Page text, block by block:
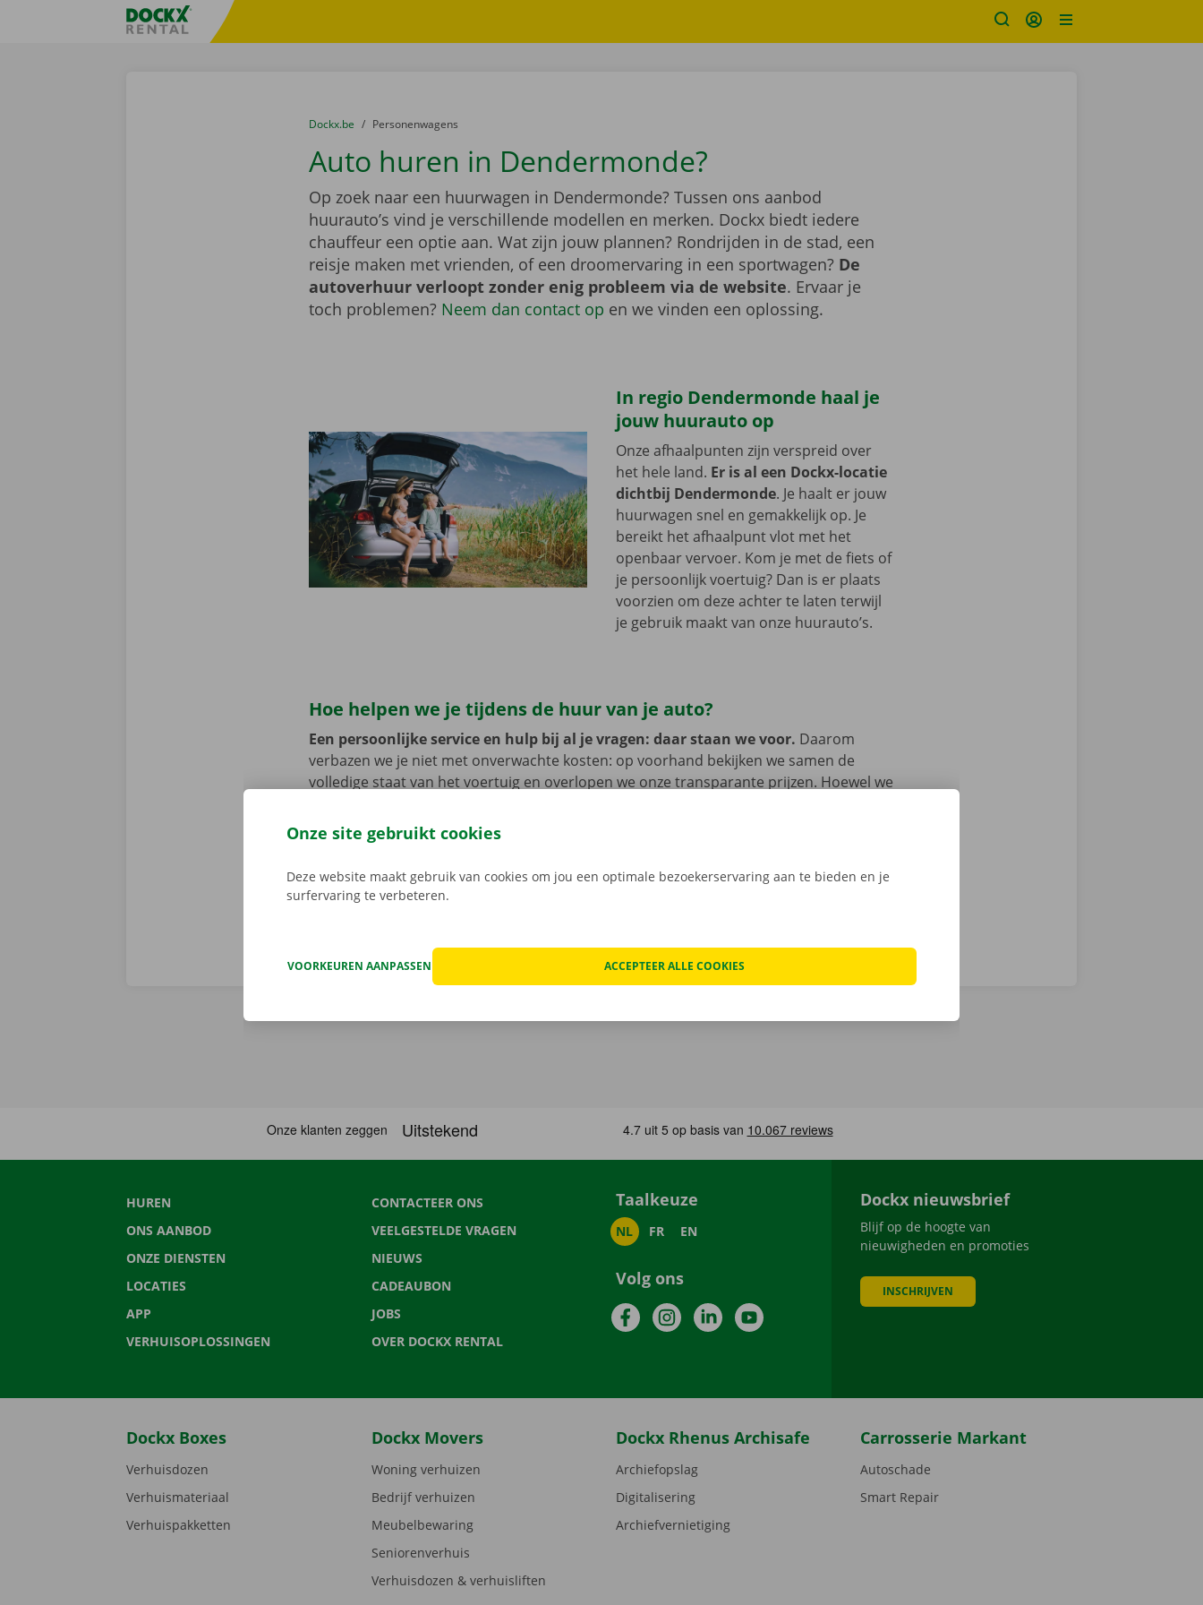
Taalselectie overslaanFratello DEMO
U bevindt zich hier:
van
Dockx.be naar
Personenwagens
Auto huren in Dendermonde?
Op zoek naar een huurwagen in Dendermonde? Tussen ons aanbod
huurauto’s vind je verschillende modellen en merken. Dockx biedt iedere
chauffeur een optie aan. Wat zijn jouw plannen? Rondrijden in de stad, een
reisje maken met vrienden, of een droomervaring in een sportwagen? De
autoverhuur verloopt zonder enig probleem via de website. Ervaar je
toch problemen? Neem dan contact op en we vinden een oplossing.
In regio Dendermonde haal je
jouw huurauto op
Onze afhaalpunten zijn verspreid over
het hele land. Er is al een Dockx-locatie
dichtbij Dendermonde. Je haalt er jouw
huurwagen snel en gemakkelijk op. Je
bereikt het afhaalpunt vlot met het
openbaar vervoer. Kom je met de fiets of
je persoonlijk voertuig? Dan is er plaats
voorzien om deze achter te laten terwijl
je gebruik maakt van onze huurauto’s.
Hoe helpen we je tijdens de huur van je auto?
Een persoonlijke service en hulp bij al je vragen: daar staan we voor. Daarom
verbazen we je niet met onverwachte kosten: op voorhand bekijken we samen de
volledige staat van het voertuig en overlopen we onze transparante prijzen. Hoewel we
vertoont. In dat geval staat er 24/7 assistentie en pechverhelping voor je klaar: in heel
Europa. Zo vertrek je zorgeloos op pad met je huurauto.
HUREN
ONS AANBOD
ONZE DIENSTEN
LOCATIES
APP
VERHUISOPLOSSINGEN
CONTACTEER ONS
VEELGESTELDE VRAGEN
NIEUWS
CADEAUBON
JOBS
OVER DOCKX RENTAL
Taalkeuze
NL FR EN
Volg ons
FacebookInstagramLinkedInYouTube
Dockx nieuwsbrief
Blijf op de hoogte van
nieuwigheden en promoties
INSCHRIJVEN
Dockx Boxes
Verhuisdozen
Verhuismateriaal
Verhuispakketten
Dockx Movers
Woning verhuizen
Bedrijf verhuizen
Meubelbewaring
Seniorenverhuis
Verhuisdozen & verhuisliften
Dockx Rhenus Archisafe
Archiefopslag
Digitalisering
Archiefvernietiging
Carrosserie Markant
Autoschade
Smart Repair
Onze site gebruikt cookies
Deze website maakt gebruik van cookies om jou een optimale bezoekerservaring aan te bieden en je
surfervaring te verbeteren.
VOORKEUREN AANPASSEN ACCEPTEER ALLE COOKIES